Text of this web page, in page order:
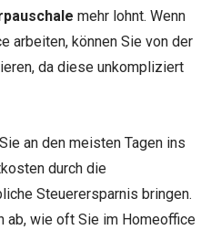
mehr lohnt. Wenn
arbeiten, können Sie von der
da diese unkompliziert
an den meisten Tagen ins
durch die
Steuerersparnis bringen.
ab, wie oft Sie im Homeoffice